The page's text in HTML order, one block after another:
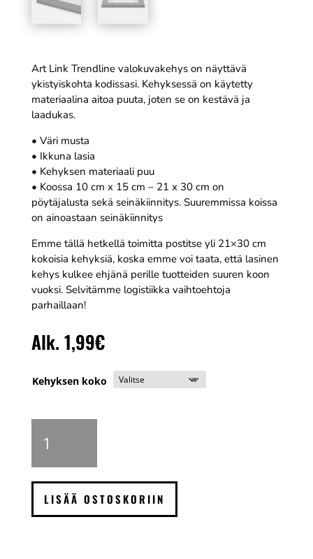
Art Link Trendline valokuvakehys on näyttävä
ykistyiskohta kodissasi. Kehyksessä on käytetty
materiaalina aitoa puuta, joten se on kestävä ja
laadukas.
• Väri musta
• Ikkuna lasia
• Kehyksen materiaali puu
• Koossa 10 cm x 15 cm – 21 x 30 cm on
pöytäjalusta sekä seinäkiinnitys. Suuremmissa koissa
on ainoastaan seinäkiinnitys
Emme tällä hetkellä toimitta postitse yli 21×30 cm
kokoisia kehyksiä, koska emme voi taata, että lasinen
kehys kulkee ehjänä perille tuotteiden suuren koon
vuoksi. Selvitämme logistiikka vaihtoehtoja
parhaillaan!
Alk. 1,99€
Kehyksen koko
Link
määrä
LISÄÄ OSTOSKORIIN